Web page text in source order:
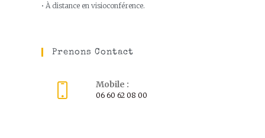
• À distance en visioconférence.
Prenons Contact
Mobile :
06 60 62 08 00